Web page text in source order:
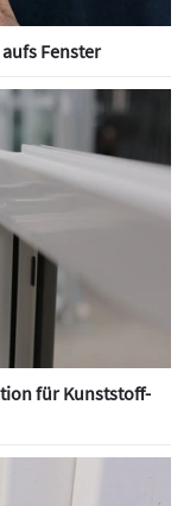
Fenster
für Kunststoff-